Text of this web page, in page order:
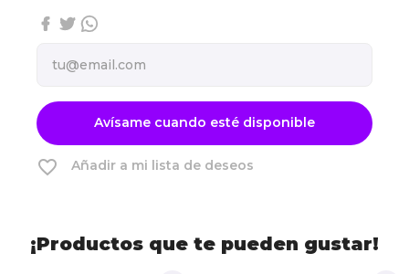
Avísame cuando esté disponible
favorite_border Añadir a mi lista de deseos
¡Productos que te pueden gustar!